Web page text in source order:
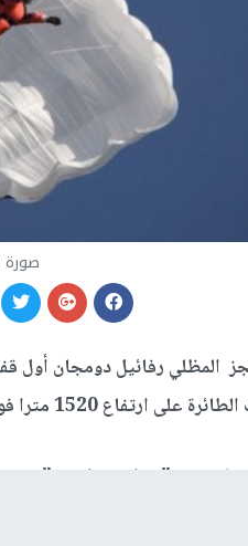
صورة
المظلي رفائيل دومجان أول
1520 مترا فوق غربي البلد الأوروبي.
لمشروع "سولارستراتوس" وهو